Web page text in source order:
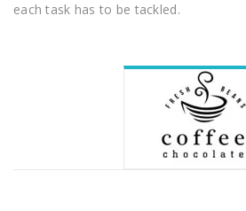
each task has to be tackled.